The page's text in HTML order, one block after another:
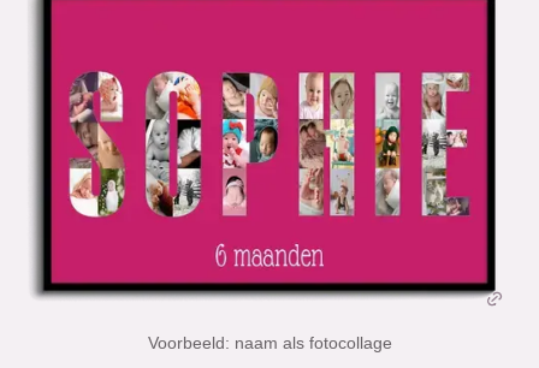
Voorbeeld: naam als fotocollage